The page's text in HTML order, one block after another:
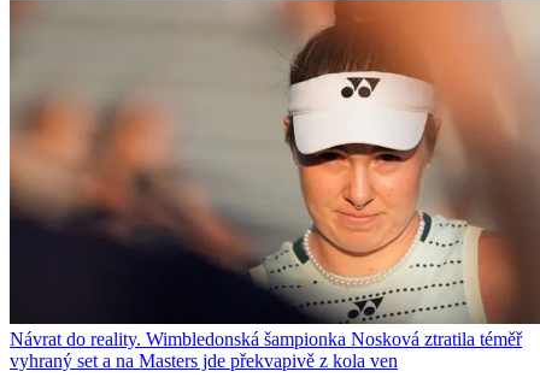
Návrat do reality. Wimbledonská šampionka Nosková ztratila téměř
vyhraný set a na Masters jde překvapivě z kola ven